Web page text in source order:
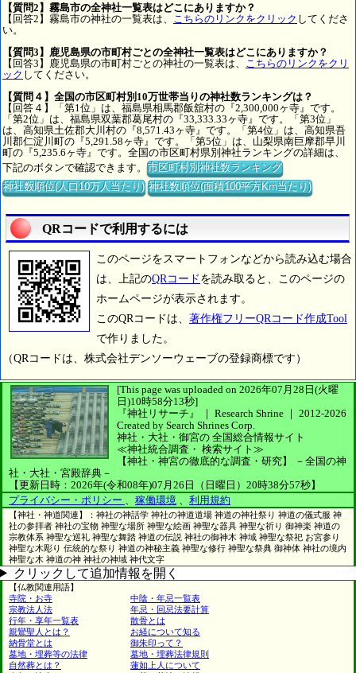
【質問2】霧島市の全神社一覧表はどこにありますか？
【回答2】霧島市の神社の一覧表は、
こちらのリンクをクリック してくださ
い。
【質問3】鹿児島県の市町村ごとの全神社一覧表はどこにありますか？
【回答3】鹿児島県の市町村ごとの神社の一覧表は、
こちらのリンクをクリ
ック してください。
【質問４】全国の市区町村別10万世帯当りの神社数ランキングは？
【回答４】「第1位」は、福島県相馬郡飯舘村の『2,300,000ヶ寺』です。
「第2位」は、福島県双葉郡葛尾村の『33,333.33ヶ寺』です。「第3位」
は、高知県土佐郡大川村の『8,571.43ヶ寺』です。「第4位」は、高知県吾
川郡仁淀川町の『5,291.58ヶ寺』です。「第5位」は、山梨県南巨摩郡早川
町の『5,235.6ヶ寺』です。全国の市区町村県別神社ランキングの詳細は、
下記のボタンで確認できます。市区町村別神社数ランキング
神社数順位(人口10万人当たり) 神社数順位(面積100平方Km当たり)
QRコードで利用するには
このページをスマートフォンなどから読み込む場合
は、上記のQRコード を読み取ると、このページの
ホームページが表示されます。
このQRコードは、 著作権フリーQRコード作成Tool
で作りました。
（QRコードは、株式会社デンソーウェーブの登録商標です）
[This page was uploaded on 2026年07月28日(火曜
日)10時58分13秒]
『神社リサーチ』 ｜ Research Shrine ｜ 2012-2026
Created by Search Shrines Corp.
神社・大社・御宮の 全国総合情報サイト
≪神社統合調査・ 検索サイト≫
【神社・神宮の徹底的な調査・研究】
－全国の神
社・大社・宮殿辞典－
【更新日時：2026年(令和08年)07月26日（日曜日）20時38分57秒】
プライバシー・ポリシー
稼働環境 利用規約
【神社・神道関連】：神社の神話学 神社の神道道場 神道の神社祭り 神道の儀式服 神
社の参拝者 神社の宝物 神聖な場所 神聖な絵画 神聖な器具 神聖な祈り 御神楽 神道の
宗教体系 神聖な巡礼 神聖な舞踏 神道の伝説 神社の御神木 神域 神聖な祭祀 お宮参り
神聖な木彫り 伝統的な祭り 神道の神秘主義 神聖な修行 神聖な祭典 御神体 神社の境内
神聖な木 神道の神 神社の神域 神代文字
クリックして追加情報を開く
【仏教関連用語】
寺院・お寺
中陰・年忌一覧表
宗教法人法
年忌・回忌法要計算
行年・享年一覧表
散骨とは
親鸞聖人とは？
お経について知る
納骨堂とは
御朱印って？
墓地・埋葬等の法律
墓地・埋葬法律規則
自然葬とは？
蓮如上人について